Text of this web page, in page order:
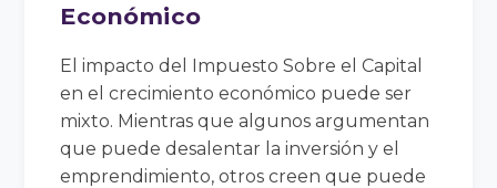
Económico
El impacto del Impuesto Sobre el Capital
en el crecimiento económico puede ser
mixto. Mientras que algunos argumentan
que puede desalentar la inversión y el
emprendimiento, otros creen que puede